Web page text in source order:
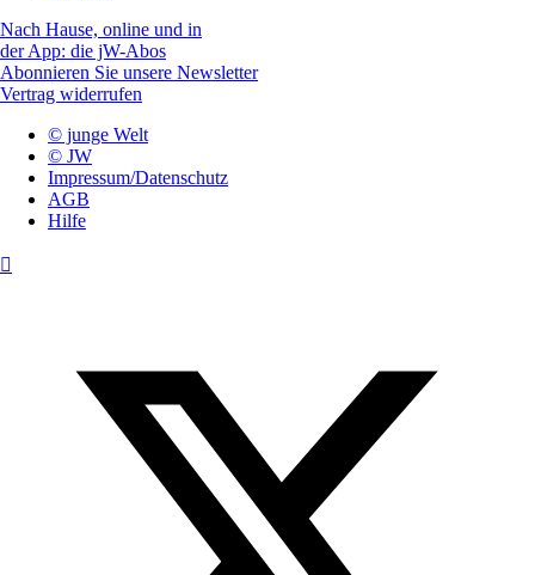
Nach Hause, online und in
der App: die jW-Abos
Abonnieren Sie unsere Newsletter
Vertrag widerrufen
© junge Welt
© JW
Impressum/Datenschutz
AGB
Hilfe